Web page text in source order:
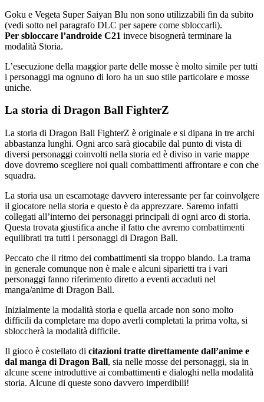
Goku e Vegeta Super Saiyan Blu non sono utilizzabili fin da subito
(vedi sotto nel paragrafo DLC per sapere come sbloccarli).
Per sbloccare l’androide C21 invece bisognerà terminare la
modalità Storia.
L’esecuzione della maggior parte delle mosse è molto simile per tutti
i personaggi ma ognuno di loro ha un suo stile particolare e mosse
uniche.
La storia di Dragon Ball FighterZ
La storia di Dragon Ball FighterZ è originale e si dipana in tre archi
abbastanza lunghi. Ogni arco sarà giocabile dal punto di vista di
diversi personaggi coinvolti nella storia ed è diviso in varie mappe
dove dovremo scegliere noi quali combattimenti affrontare e con che
squadra.
La storia usa un escamotage davvero interessante per far coinvolgere
il giocatore nella storia e questo è da apprezzare. Saremo infatti
collegati all’interno dei personaggi principali di ogni arco di storia.
Questa trovata giustifica anche il fatto che avremo combattimenti
equilibrati tra tutti i personaggi di Dragon Ball.
Peccato che il ritmo dei combattimenti sia troppo blando. La trama
in generale comunque non è male e alcuni siparietti tra i vari
personaggi fanno riferimento diretto a eventi accaduti nel
manga/anime di Dragon Ball.
Inizialmente la modalità storia e quella arcade non sono molto
difficili da completare ma dopo averli completati la prima volta, si
sbloccherà la modalità difficile.
Il gioco è costellato di citazioni tratte direttamente dall’anime e
dal manga di Dragon Ball, sia nelle mosse dei personaggi, sia in
alcune scene introduttive ai combattimenti e dialoghi nella modalità
storia. Alcune di queste sono davvero imperdibili!